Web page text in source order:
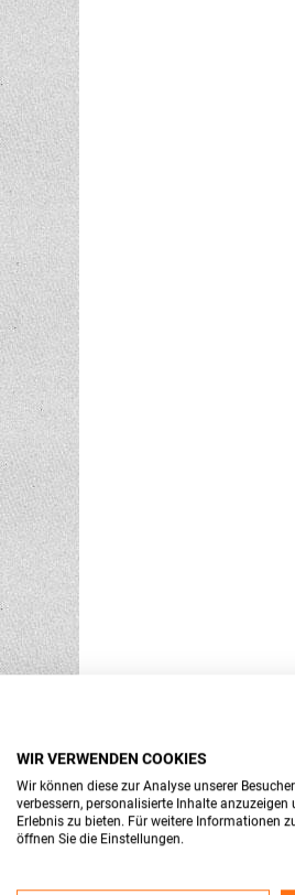
WIR VERWENDEN COOKIES
Wir können diese zur Analyse unserer
verbessern, personalisierte Inhalte
Erlebnis zu bieten. Für weitere Informationen
öffnen Sie die Einstellungen.